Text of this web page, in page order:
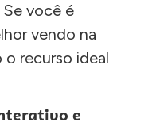
Se você é
vendo na
o recurso ideal
e